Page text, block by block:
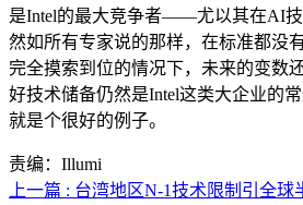
是Intel的最大竞争者——尤以其在AI
然如所有专家说的那样，在标准都没
完全摸索到位的情况下，未来的变数
好技术储备仍然是Intel这类大企业的
就是个很好的例子。
责编：Illumi
上一篇 : 台湾地区N-1技术限制引全